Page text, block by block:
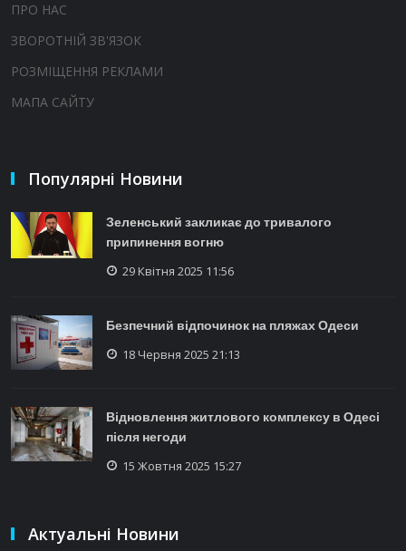
ПРО НАС
ЗВОРОТНІЙ ЗВ'ЯЗОК
РОЗМІЩЕННЯ РЕКЛАМИ
МАПА САЙТУ
Популярні Новини
Зеленський закликає до тривалого
припинення вогню
29 Квітня 2025 11:56
Безпечний відпочинок на пляжах Одеси
18 Червня 2025 21:13
Відновлення житлового комплексу в Одесі
після негоди
15 Жовтня 2025 15:27
Актуальні Новини